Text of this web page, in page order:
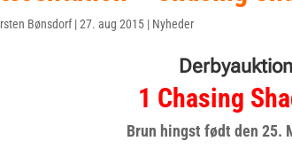
Bønsdorf|27. aug 2015 | Nyheder
Derbyauktion
1 Chasing
Brun hingst født den 25.